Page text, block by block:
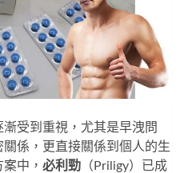
受到重視，尤其是早洩問
係，更直接關係到個人的生
中， 必利勁 （Priligy）已成